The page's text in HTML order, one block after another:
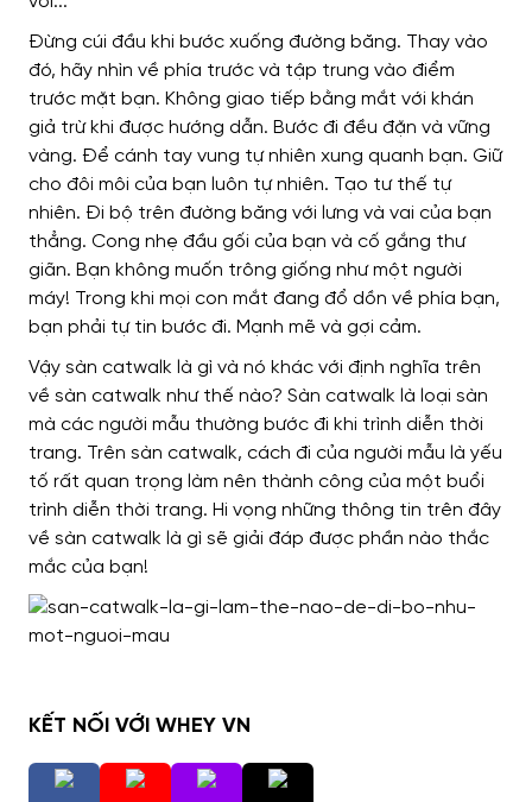
Đừng cúi đầu khi bước xuống đường băng. Thay vào
đó, hãy nhìn về phía trước và tập trung vào điểm
trước mặt bạn. Không giao tiếp bằng mắt với khán
giả trừ khi được hướng dẫn. Bước đi đều đặn và vững
vàng. Để cánh tay vung tự nhiên xung quanh bạn. Giữ
cho đôi môi của bạn luôn tự nhiên. Tạo tư thế tự
nhiên. Đi bộ trên đường băng với lưng và vai của bạn
thẳng. Cong nhẹ đầu gối của bạn và cố gắng thư
giãn. Bạn không muốn trông giống như một người
máy! Trong khi mọi con mắt đang đổ dồn về phía bạn,
bạn phải tự tin bước đi. Mạnh mẽ và gợi cảm.
Vậy sàn catwalk là gì và nó khác với định nghĩa trên
về sàn catwalk như thế nào? Sàn catwalk là loại sàn
mà các người mẫu thường bước đi khi trình diễn thời
trang. Trên sàn catwalk, cách đi của người mẫu là yếu
tố rất quan trọng làm nên thành công của một buổi
trình diễn thời trang. Hi vọng những thông tin trên đây
về sàn catwalk là gì sẽ giải đáp được phần nào thắc
mắc của bạn!
KẾT NỐI VỚI WHEY VN